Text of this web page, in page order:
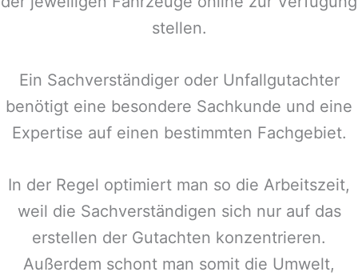
stellen.
Ein Sachverständiger oder Unfallgutachter
benötigt eine besondere Sachkunde und eine
Expertise auf einen bestimmten Fachgebiet.
In der Regel optimiert man so die Arbeitszeit,
weil die Sachverständigen sich nur auf das
erstellen der Gutachten konzentrieren.
Außerdem schont man somit die Umwelt,